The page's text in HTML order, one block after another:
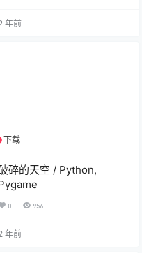
年前
下载
碎的天空 / Python,
0 956
年前